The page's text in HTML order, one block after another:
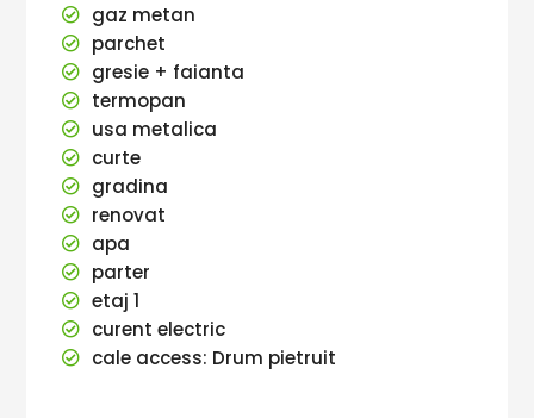
gaz metan
parchet
gresie + faianta
termopan
usa metalica
curte
gradina
renovat
apa
parter
etaj 1
curent electric
cale access: Drum pietruit